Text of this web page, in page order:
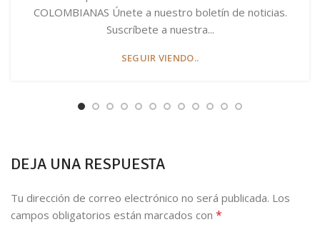
COLOMBIANAS Únete a nuestro boletín de noticias.
Suscríbete a nuestra...
SEGUIR VIENDO..
DEJA UNA RESPUESTA
Tu dirección de correo electrónico no será publicada. Los
campos obligatorios están marcados con *